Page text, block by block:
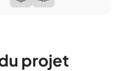
projet